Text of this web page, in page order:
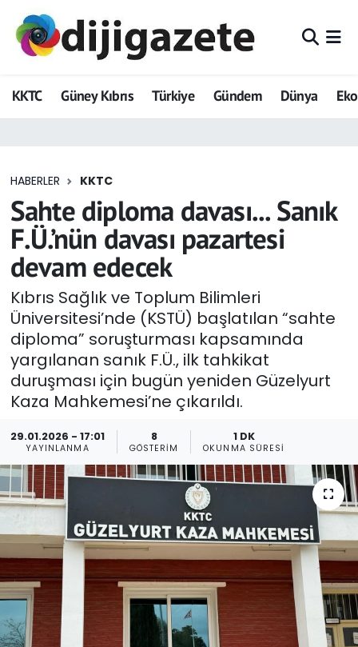
KKTC Güney Kıbrıs Türkiye Gündem Dünya
HABERLER KKTC
Sahte diploma davası... Sanık
F.Ü.’nün davası pazartesi
devam edecek
Kıbrıs Sağlık ve Toplum Bilimleri
Üniversitesi’nde (KSTÜ) başlatılan “sahte
diploma” soruşturması kapsamında
yargılanan sanık F.Ü., ilk tahkikat
duruşması için bugün yeniden Güzelyurt
Kaza Mahkemesi’ne çıkarıldı.
29.01.2026 - 17:01
YAYINLANMA
8
GÖSTERIM
1 DK
OKUNMA SÜRESI
ADVERTORIAL
Dijigazete
Eğitim
Ekonomi
Foto Galeri
GEZİ
Güncel
Gündem
KKTC
KKTC YEREL SEÇİM 2018
Kültür Sanat
Magazin
Moda
Nöbetçi Eczaneler
Hava Durumu
Trafik Durumu
Tüm Manşetler
Son Dakika Haberleri
Haber Arşivi